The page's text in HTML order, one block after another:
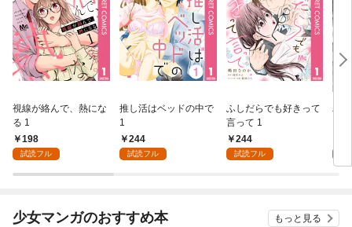
視線が絡んで、熱にな
る 1
198
試読フル
推し活はベッドの中で
1
244
試読フル
ふしだらでも好きって
言って 1
244
試読フル
パ
少女マンガのおすすめ本 もっと見る